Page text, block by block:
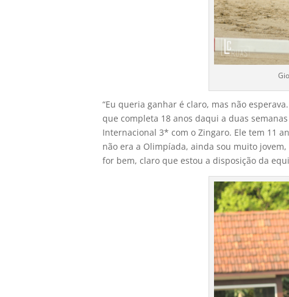
“Eu queria ganhar é claro, mas não
que completa 18 anos daqui a duas
Internacional 3* com o Zingaro. Ele tem 11
não era a Olimpíada, ainda sou muito
for bem, claro que estou a disposição da